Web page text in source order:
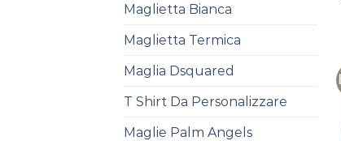
Maglietta Bianca
Maglietta Termica
Maglia Dsquared
T Shirt Da Personalizzare
Maglie Palm Angels